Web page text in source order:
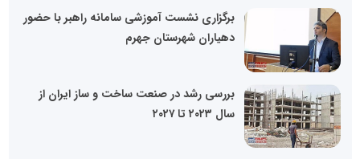
برگزاری نشست آموزشی سامانه راهبر با حضور
دهیاران شهرستان جهرم
بررسی رشد در صنعت ساخت و ساز ایران از
سال ۲۰۲۳ تا ۲۰۲۷